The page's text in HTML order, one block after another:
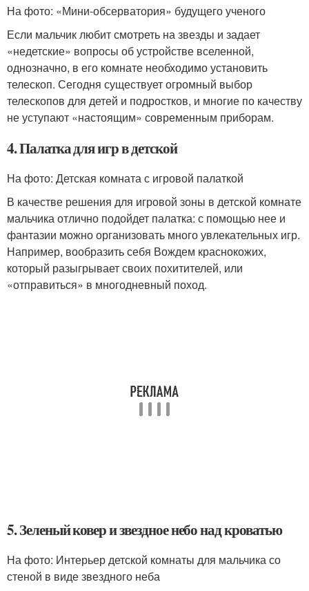
На фото: «Мини-обсерватория» будущего ученого
Если мальчик любит смотреть на звезды и задает
«недетские» вопросы об устройстве вселенной,
однозначно, в его комнате необходимо установить
телескоп. Сегодня существует огромный выбор
телескопов для детей и подростков, и многие по качеству
не уступают «настоящим» современным приборам.
4. Палатка для игр в детской
На фото: Детская комната с игровой палаткой
В качестве решения для игровой зоны в детской комнате
мальчика отлично подойдет палатка: с помощью нее и
фантазии можно организовать много увлекательных игр.
Например, вообразить себя Вождем краснокожих,
который разыгрывает своих похитителей, или
«отправиться» в многодневный поход.
5. Зеленый ковер и звездное небо над кроватью
На фото: Интерьер детской комнаты для мальчика со
стеной в виде звездного неба